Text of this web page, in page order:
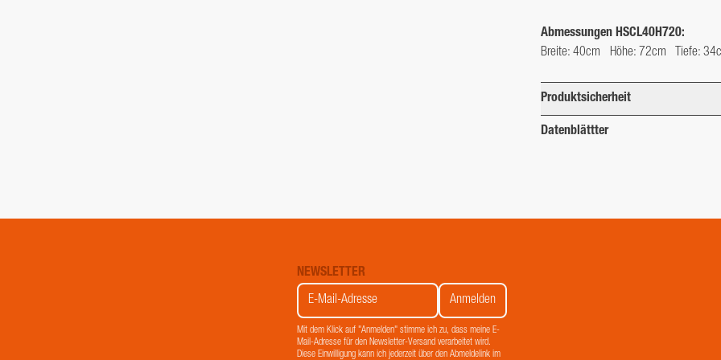
Abmessungen HSCL40H720:
Breite: 40cm   Höhe: 72cm   Tiefe:
Produktsicherheit
Verantwortlich für Produktsicherheit:
Deutschland
Datenblättter
NEWSLETTER
Mit dem Klick auf "Anmelden" stimme ich zu, dass meine E-
Mail-Adresse für den Newsletter-Versand verarbeitet wird.
Diese Einwilligung kann ich jederzeit über den Abmeldelink im